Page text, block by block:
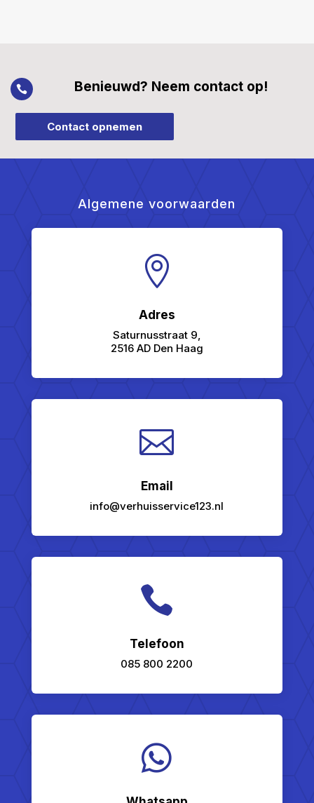
 Benieuwd? Neem contact op!
Contact opnemen
Algemene voorwaarden

Adres
Saturnusstraat 9,
2516 AD Den Haag

Email
info@verhuisservice123.nl

Telefoon
085 800 2200
